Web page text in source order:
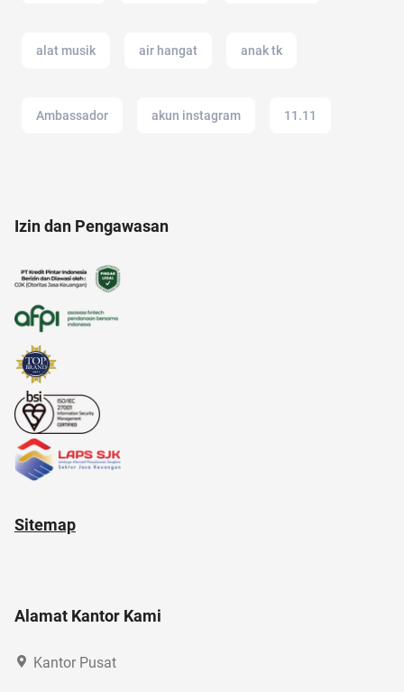
alat musik air hangat anak tk
Ambassador akun instagram 11.11
american music awards 2021
Izin dan Pengawasan
Sitemap
Alamat Kantor Kami
Kantor Pusat